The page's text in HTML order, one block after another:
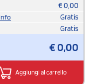
€0,00
Gratis
Gratis
€0,00
Aggiungi al carrello